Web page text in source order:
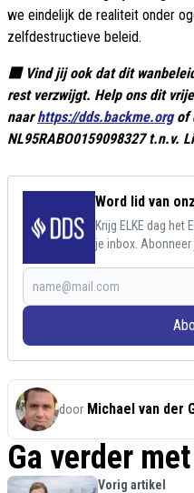
we eindelijk de realiteit onder
zelfdestructieve beleid.
🟥 Vind jij ook dat dit
rest verzwijgt. Help ons dit
naarhttps://dds.backme.orgof
NL95RABO0159098327 t.n.v.
Word lid van
Krijg ELKE dag het
je inbox. Abonneer
door Michael van der
Ga verder
Vorig artikel